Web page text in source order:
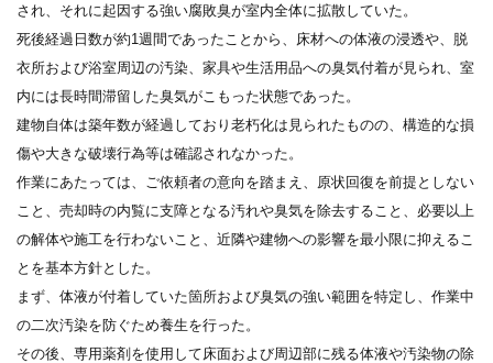
され、それに起因する強い腐敗臭が室内全体に拡散していた。
死後経過日数が約1週間であったことから、床材への体液の浸透や、脱
衣所および浴室周辺の汚染、家具や生活用品への臭気付着が見られ、室
内には長時間滞留した臭気がこもった状態であった。
建物自体は築年数が経過しており老朽化は見られたものの、構造的な損
傷や大きな破壊行為等は確認されなかった。
作業にあたっては、ご依頼者の意向を踏まえ、原状回復を前提としない
こと、売却時の内覧に支障となる汚れや臭気を除去すること、必要以上
の解体や施工を行わないこと、近隣や建物への影響を最小限に抑えるこ
とを基本方針とした。
まず、体液が付着していた箇所および臭気の強い範囲を特定し、作業中
の二次汚染を防ぐため養生を行った。
その後、専用薬剤を使用して床面および周辺部に残る体液や汚染物の除